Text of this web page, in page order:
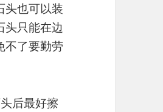
头也可以装
头只能在边
不了要勤劳
后最好擦